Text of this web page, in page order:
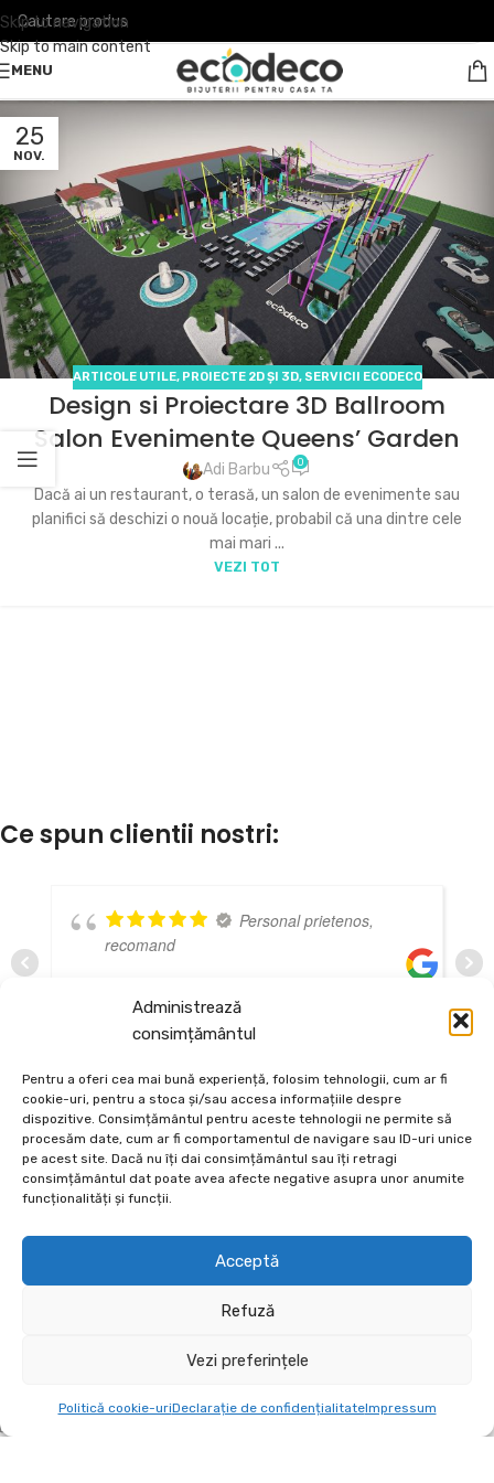
Administrează
consimțământul
Pentru a oferi cea mai bună experiență, folosim tehnologii, cum ar fi
cookie-uri, pentru a stoca și/sau accesa informațiile despre
dispozitive. Consimțământul pentru aceste tehnologii ne permite să
procesăm date, cum ar fi comportamentul de navigare sau ID-uri unice
pe acest site. Dacă nu îți dai consimțământul sau îți retragi
consimțământul dat poate avea afecte negative asupra unor anumite
funcționalități și funcții.
Acceptă
Refuză
Vezi preferințele
Politică cookie-uriDeclarație de confidențialitateImpressum
Skip to navigation
Skip to main content
MENU
25
NOV.
ARTICOLE UTILE, PROIECTE 2D ȘI 3D, SERVICII ECODECO
Design si Proiectare 3D Ballroom
Salon Evenimente Queens’ Garden
Adi Barbu 0
Dacă ai un restaurant, o terasă, un salon de evenimente sau
planifici să deschizi o nouă locație, probabil că una dintre cele
mai mari ...
VEZI TOT
Ce spun clientii nostri:
Personal prietenos,
recomand
MIHAI LOLEA
Depozit En-Gross și En-Detail
Piatră Decorativă și Plante Ornamentale
+40760973126